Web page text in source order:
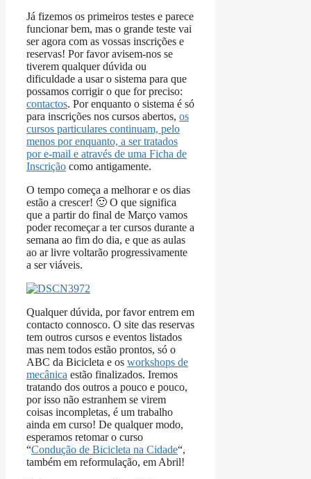
Já fizemos os primeiros testes e parece
funcionar bem, mas o grande teste vai
ser agora com as vossas inscrições e
reservas! Por favor avisem-nos se
tiverem qualquer dúvida ou
dificuldade a usar o sistema para que
possamos corrigir o que for preciso:
contactos. Por enquanto o sistema é só
para inscrições nos cursos abertos, os
cursos particulares continuam, pelo
menos por enquanto, a ser tratados
por e-mail e através de uma Ficha de
Inscrição como antigamente.
O tempo começa a melhorar e os dias
estão a crescer! 🙂 O que significa
que a partir do final de Março vamos
poder recomeçar a ter cursos durante a
semana ao fim do dia, e que as aulas
ao ar livre voltarão progressivamente
a ser viáveis.
Qualquer dúvida, por favor entrem em
contacto connosco. O site das reservas
tem outros cursos e eventos listados
mas nem todos estão prontos, só o
ABC da Bicicleta e os workshops de
mecânica estão finalizados. Iremos
tratando dos outros a pouco e pouco,
por isso não estranhem se virem
coisas incompletas, é um trabalho
ainda em curso! De qualquer modo,
esperamos retomar o curso
“Condução de Bicicleta na Cidade“,
também em reformulação, em Abril!